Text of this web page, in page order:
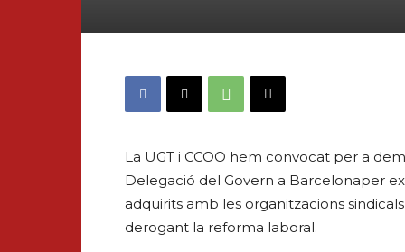
La UGT i CCOO hem convocat per a
Delegació del Govern a Barcelonaper
adquirits amb les organitzacions
derogant la reforma laboral.